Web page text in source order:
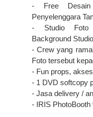
- Free Desain
Penyelenggara
- Studio Foto
Background Studio
- Crew yang
Foto tersebut
- Fun props,
- 1 DVD softcopy
- Jasa delivery /
- IRIS